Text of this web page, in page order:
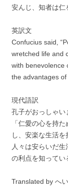
安んじ、知者は仁
英訳文
Confucius said,
wretched life and
with benevolence
the advantages of
現代語訳
孔子がおっしゃい
「仁愛の心を持
し、安楽な生活
人々は安らいだ
の利点を知ってい
Translated by へ